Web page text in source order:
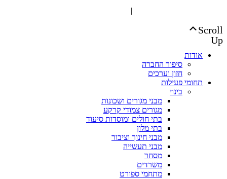
|
Scroll
Up
אודות
סיפור החברה
חזון וערכים
תחומי פעילות
בינוי
מבני מגורים ושכונות
מגורים צמודי קרקע
בתי חולים ומוסדות סיעוד
בתי מלון
מבני חינוך וציבור
מבני תעשייה
מסחר
משרדים
מתחמי ספורט